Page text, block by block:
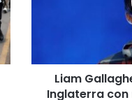
a
Liam
Inglaterra con